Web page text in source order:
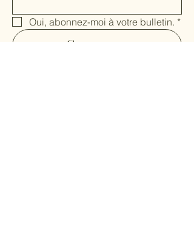
Oui, abonnez-moi à votre bulletin. *
Soumettre